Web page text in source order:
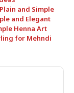
Plain and Simple
and Elegant
Henna Art
for Mehndi